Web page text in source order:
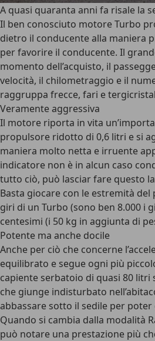
A quasi quaranta anni fa risale la
Il ben conosciuto motore Turbo
dietro il conducente alla maniera
per favorire il conducente. Il
momento dell’acquisto, il
velocità, il chilometraggio e il
raggruppa frecce, fari e
Veramente aggressiva
Il motore riporta in vita
propulsore ridotto di 0,6 litri e si
maniera molto netta e irruente
indicatore non è in alcun caso
tutto ciò, può lasciar fare questo
Basta giocare con le estremità
giri di un Turbo (sono ben 8.000 i
centesimi (i 50 kg in aggiunta di
Potente ma anche docile
Anche per ciò che concerne
equilibrato e segue ogni più
capiente serbatoio di quasi 80
che giunge indisturbato
abbassare sotto il sedile per
Quando si cambia dalla modalità
può notare una prestazione più